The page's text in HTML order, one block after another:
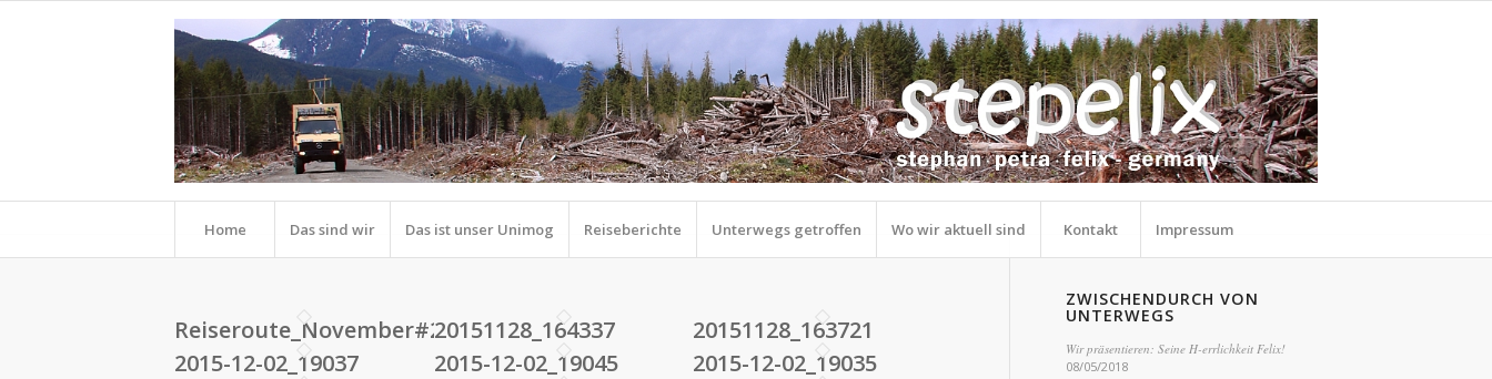
Home Das sind wir Das ist unser Unimog Reiseberichte Unterwegs getroffen Wo wir aktuell sind Kontakt Impressum
Reiseroute_November#2_201520151128_164337
20151128_163721
2015-12-02_19037
2015-12-02_19045
2015-12-02_19035
ZWISCHENDURCH VON
UNTERWEGS
Wir präsentieren: Seine H-errlichkeit Felix!
08/05/2018